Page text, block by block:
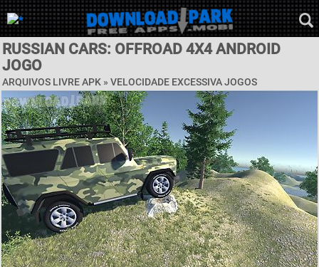
RUSSIAN CARS: OFFROAD 4X4 ANDROID
JOGO
ARQUIVOS LIVRE APK » VELOCIDADE EXCESSIVA JOGOS